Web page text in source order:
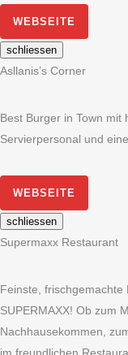
WEBSEITE
schliessen
Asllanis’s Corner
Best Burger in Town
Servierpersonal und
WEBSEITE
schliessen
Supermaxx Restaurant
Feinste,
SUPERMAXX! Ob zum
Nachhausekommen,